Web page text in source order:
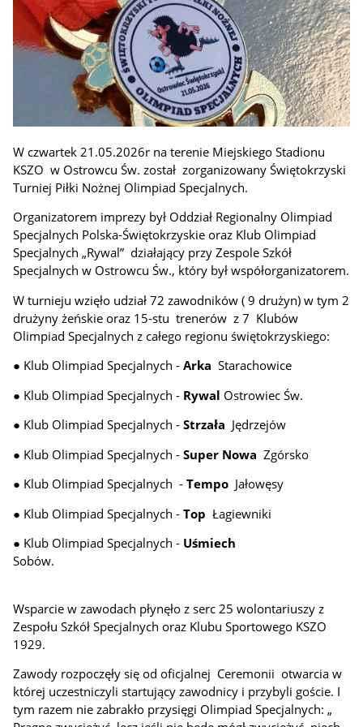
W czwartek 21.05.2026r na terenie Miejskiego Stadionu
KSZO w Ostrowcu Św. został zorganizowany Świętokrzyski
Turniej Piłki Nożnej Olimpiad Specjalnych.
Organizatorem imprezy był Oddział Regionalny Olimpiad
Specjalnych Polska-Świętokrzyskie oraz Klub Olimpiad
Specjalnych „Rywal” działający przy Zespole Szkół
Specjalnych w Ostrowcu Św., który był współorganizatorem.
W turnieju wzięło udział 72 zawodników ( 9 drużyn) w tym 2
drużyny żeńskie oraz 15-stu trenerów z 7 Klubów
Olimpiad Specjalnych z całego regionu świętokrzyskiego:
● Klub Olimpiad Specjalnych - Arka Starachowice
● Klub Olimpiad Specjalnych -Rywal Ostrowiec Św.
● Klub Olimpiad Specjalnych -Strzała Jędrzejów
● Klub Olimpiad Specjalnych -Super Nowa Zgórsko
● Klub Olimpiad Specjalnych -Tempo Jałowęsy
● Klub Olimpiad Specjalnych -Top Łagiewniki
● Klub Olimpiad Specjalnych -Uśmiech
Sobów.
Wsparcie w zawodach płynęło z serc 25 wolontariuszy z
Zespołu Szkół Specjalnych oraz Klubu Sportowego KSZO
1929.
Zawody rozpoczęły się od oficjalnej Ceremonii otwarcia w
której uczestniczyli startujący zawodnicy i przybyli goście. I
tym razem nie zabrakło przysięgi Olimpiad Specjalnych: „